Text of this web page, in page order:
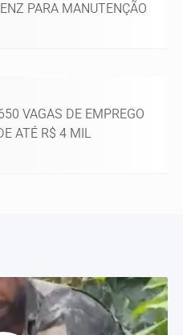
PARA MANUTENÇÃO
VAGAS DE EMPREGO
ATÉ R$ 4 MIL